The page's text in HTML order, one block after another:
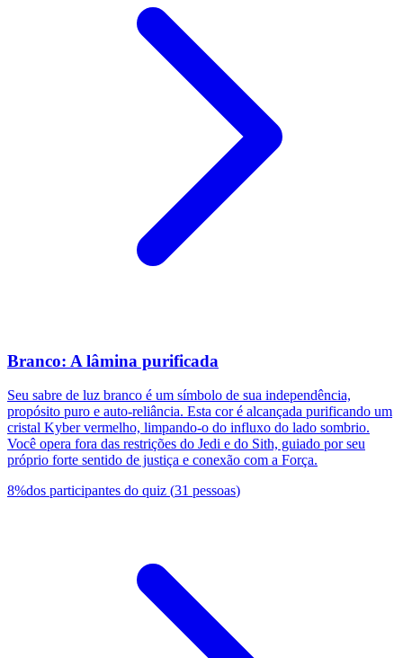
Branco: A lâmina purificada
Seu sabre de luz branco é um símbolo de sua independência,
propósito puro e auto-reliância. Esta cor é alcançada purificando um
cristal Kyber vermelho, limpando-o do influxo do lado sombrio.
Você opera fora das restrições do Jedi e do Sith, guiado por seu
próprio forte sentido de justiça e conexão com a Força.
8%dos participantes do quiz (31 pessoas)